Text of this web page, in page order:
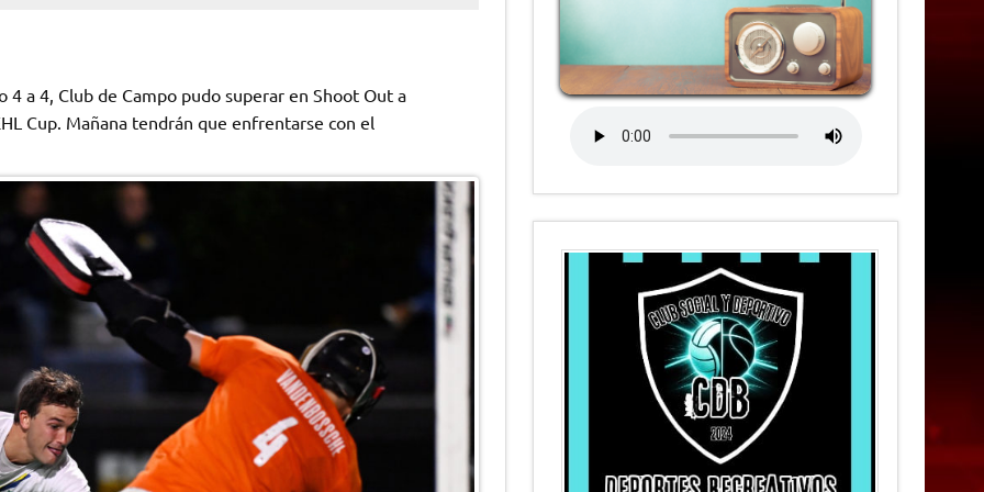
a 4, Club de Campo pudo superar en Shoot Out a
Cup. Mañana tendrán que enfrentarse con el